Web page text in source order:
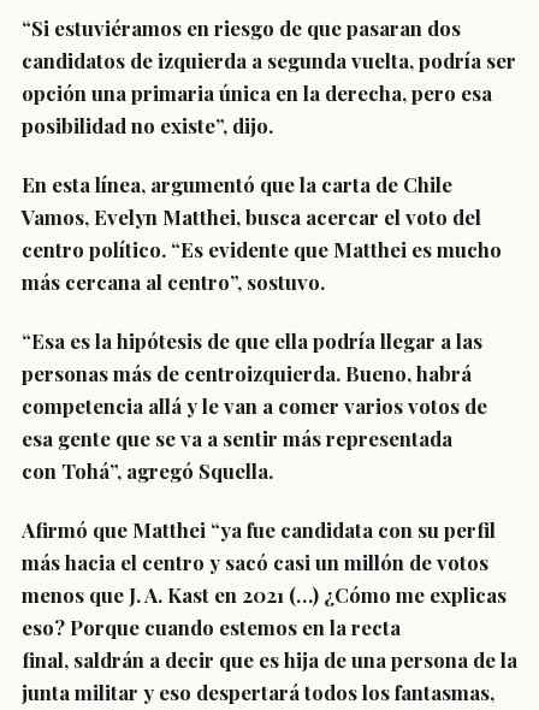
“Si estuviéramos en riesgo de que pasaran dos
candidatos de izquierda a segunda vuelta, podría ser
opción una primaria única en la derecha, pero esa
posibilidad no existe”, dijo.
En esta línea, argumentó que la carta de Chile
Vamos, Evelyn Matthei, busca acercar el voto del
centro político. “Es evidente que Matthei es mucho
más cercana al centro”, sostuvo.
“Esa es la hipótesis de que ella podría llegar a las
personas más de centroizquierda. Bueno, habrá
competencia allá y le van a comer varios votos de
esa gente que se va a sentir más representada
con Tohá”, agregó Squella.
Afirmó que Matthei “ya fue candidata con su perfil
más hacia el centro y sacó casi un millón de votos
menos que J. A. Kast en 2021 (…) ¿Cómo me explicas
eso? Porque cuando estemos en la recta
final, saldrán a decir que es hija de una persona de la
junta militar y eso despertará todos los fantasmas,